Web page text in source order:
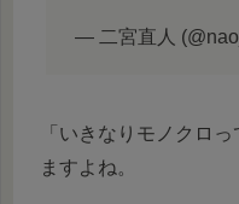
— 二宮直人
「いきなりモノクロ
ますよね。